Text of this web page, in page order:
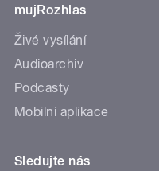
mujRozhlas
Živé vysílání
Audioarchiv
Podcasty
Mobilní aplikace
Sledujte nás